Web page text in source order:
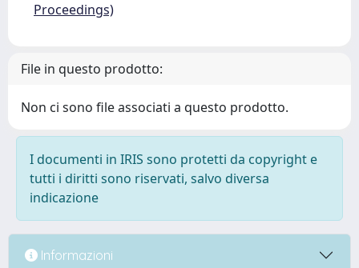
Proceedings)
File in questo prodotto:
Non ci sono file associati a questo prodotto.
I documenti in IRIS sono protetti da copyright e
tutti i diritti sono riservati, salvo diversa
indicazione
Informazioni